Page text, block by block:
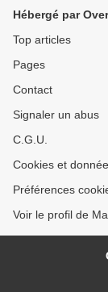
Hébergé par
Top articles
Pages
Contact
Signaler un abus
C.G.U.
Cookies et
Préférences
Voir le profil de